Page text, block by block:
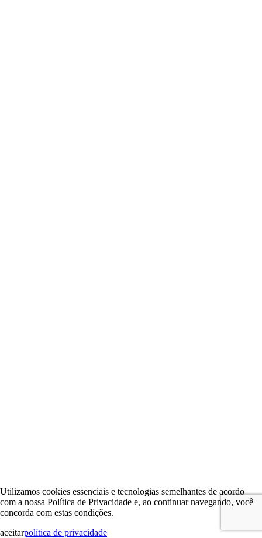
Utilizamos cookies essenciais e tecnologias semelhantes de acordo
com a nossa Política de Privacidade e, ao continuar navegando, você
concorda com estas condições.
aceitarpolítica de privacidade